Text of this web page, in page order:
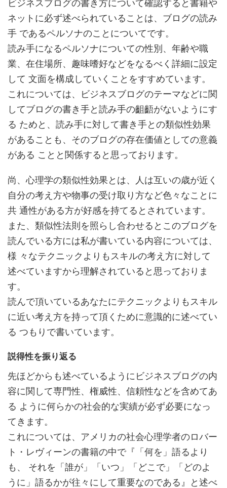
ビジネスブログの書き方について確認すると書籍や
ネットに必ず述べられていることは、ブログの読み
手 であるペルソナのことについてです。
読み手になるペルソナについての性別、年齢や職
業、在住場所、趣味嗜好などをなるべく詳細に設定
して 文面を構成していくことをすすめています。
これについては、ビジネスブログのテーマなどに関
してブログの書き手と読み手の齟齬がないようにす
る ためと、読み手に対して書き手との類似性効果
があることも、そのブログの存在価値としての意義
がある ことと関係すると思っております。
尚、心理学の類似性効果とは、人は互いの歳が近く
自分の考え方や物事の受け取り方など色々なことに
共 通性がある方が好感を持てるとされています。
また、類似性法則を照らし合わせるとこのブログを
読んでいる方には私が書いている内容については、
様 々なテクニックよりもスキルの考え方に対して
述べていますから理解されていると思っておりま
す。
読んで頂いているあなたにテクニックよりもスキル
に近い考え方を持って頂くために意識的に述べてい
る つもりで書いています。
説得性を振り返る
先ほどからも述べているようにビジネスブログの内
容に関して専門性、権威性、信頼性などを含めてあ
る ように何らかの社会的な実績が必ず必要になっ
てきます。
これについては、アメリカの社会心理学者のロバー
ト・レヴィーンの書籍の中で『「何を」語るより
も、 それを「誰が」「いつ」「どこで」「どのよ
うに」語るかが往々にして重要なのである』と述べ